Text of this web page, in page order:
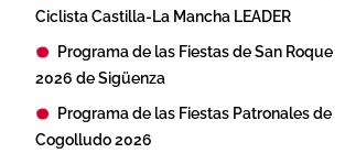
Ciclista Castilla-La Mancha LEADER
Programa de las Fiestas de San Roque
2026 de Sigüenza
Programa de las Fiestas Patronales de
Cogolludo 2026